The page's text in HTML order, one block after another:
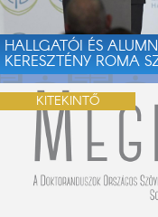
HALLGATÓI ÉS
KERESZTÉNY ROMA
KITEKINTŐ